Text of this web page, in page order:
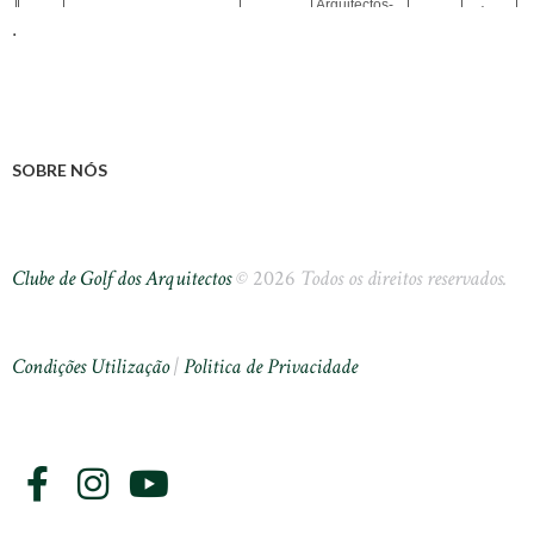
.
SOBRE NÓS
Clube de Golf dos Arquitectos© 2026 Todos os direitos reservados.
Condições Utilização|Politica de Privacidade